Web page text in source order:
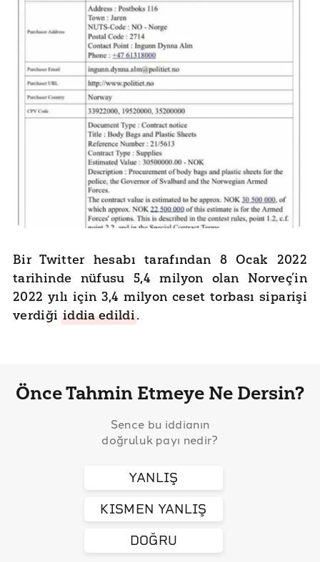
Bir Twitter hesabı tarafından 8 Ocak 2022
tarihinde nüfusu 5,4 milyon olan Norveç’in
2022 yılı için 3,4 milyon ceset torbası siparişi
verdiği iddia edildi.
Önce Tahmin Etmeye Ne Dersin?
Sence bu iddianın
doğruluk payı nedir?
YANLIŞ
KISMEN YANLIŞ
DOĞRU